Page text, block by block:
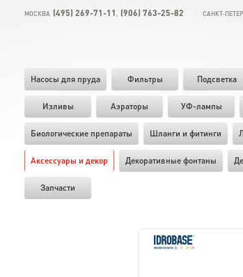
МОСКВА (495) 269-71-11 (906) 763-25-82 САНКТ-
Насосы для пруда Фильтры Подсветка
Изливы Аэраторы УФ-лампы
Биологические препараты Шланги и фитинги
Аксессуары и декор Декоративные фонтаны
Запчасти